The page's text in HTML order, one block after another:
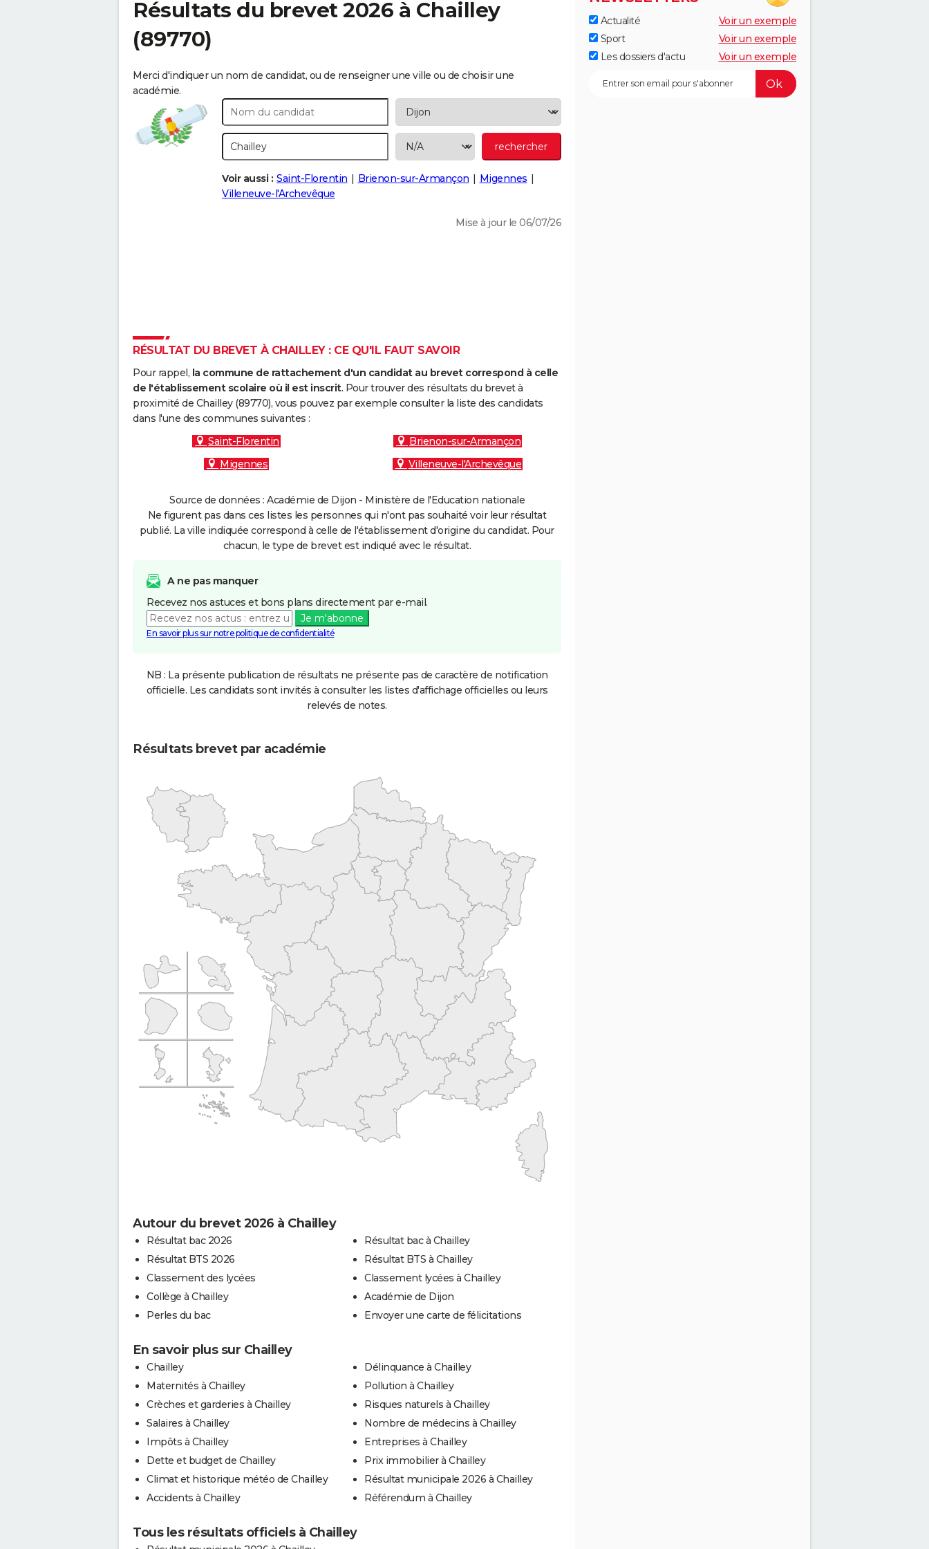
Résultats du brevet 2026 à Chailley
(89770)
Merci d'indiquer un nom de candidat, ou de renseigner une ville ou de choisir une
académie.
Voir aussi : Saint-Florentin Brienon-sur-Armançon
Migennes
Villeneuve-l'Archevêque
Mise à jour le 06/07/26
RÉSULTAT DU BREVET À CHAILLEY : CE QU'IL FAUT SAVOIR
Pour rappel, la commune de rattachement d'un candidat au brevet correspond à celle
de l'établissement scolaire où il est inscrit. Pour trouver des résultats du brevet à
proximité de Chailley (89770), vous pouvez par exemple consulter la liste des candidats
dans l'une des communes suivantes :
Saint-Florentin
Brienon-sur-Armançon
Migennes
Villeneuve-l'Archevêque
Source de données : Académie de Dijon - Ministère de l'Education nationale
Ne figurent pas dans ces listes les personnes qui n'ont pas souhaité voir leur résultat
publié. La ville indiquée correspond à celle de l'établissement d'origine du candidat. Pour
chacun, le type de brevet est indiqué avec le résultat.
A ne pas manquer
Recevez nos astuces et bons plans directement par e-mail.
Je m'abonne
En savoir plus sur notre politique de confidentialité
NB : La présente publication de résultats ne présente pas de caractère de notification
officielle. Les candidats sont invités à consulter les listes d'affichage officielles ou leurs
relevés de notes.
Résultats brevet par académie
Autour du brevet 2026 à Chailley
Résultat bac 2026
Résultat BTS 2026
Classement des lycées
Collège à Chailley
Perles du bac
Résultat bac à Chailley
Résultat BTS à Chailley
Classement lycées à Chailley
Académie de Dijon
Envoyer une carte de félicitations
En savoir plus sur Chailley
Chailley
Maternités à Chailley
Crèches et garderies à Chailley
Salaires à Chailley
Impôts à Chailley
Dette et budget de Chailley
Climat et historique météo de Chailley
Accidents à Chailley
Délinquance à Chailley
Pollution à Chailley
Risques naturels à Chailley
Nombre de médecins à Chailley
Entreprises à Chailley
Prix immobilier à Chailley
Résultat municipale 2026 à Chailley
Référendum à Chailley
Tous les résultats officiels à Chailley
Actualité
Voir un exemple
Sport
Voir un exemple
Les dossiers d'actu
Voir un exemple